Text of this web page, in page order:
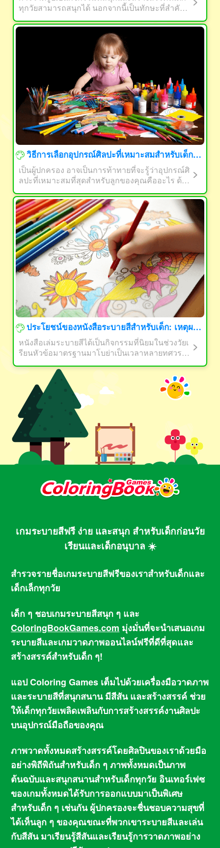
ทุกวัยสามารถสนุกได้ นอกจากนี้เป็นทักษะที่สำคัญ
ที่ช่วยให้พัฒนาการเคลื่อนไหวของมือและตาได้แล
ะความสร้างสรรค์ เป็นผู้ปกครองคุณสามารถเล่นบ
ทบาทสำคัญในการสอนลูกของคุณที่จะวาดรูป นี่คื
อเคล็ดลับง่ายๆและเทคนิคบางอย่างเพื่อช่วยให้คุณเ
วิธีการเลือกอุปกรณ์ศิลปะที่เหมาะสมสำหรับเด็กของคุณ: คำแนะนำสำหรับพ่อแม่ที่ไม่มีเวลาว่าง
เป็นผู้ปกครอง อาจเป็นการท้าทายที่จะรู้ว่าอุปกรณ์ศิ
ลปะที่เหมาะสมที่สุดสำหรับลูกของคุณคืออะไร ด้ว
ยตัวเลือกที่มีมากมายในตลาด อาจทำให้สับสนในก
ารเลือกอย่างที่ถูกต้อง อย่างไรก็ตาม การให้ลูกของ
คุณได้รับอุปกรณ์ศิลปะที่เหมาะสมจะช่วยให้เขาสา
มารถแสดงความคิดสร้างสรรค์และพัฒนาทักษะศิล
ปะของเขาได้ เราจะแนะนำวิธีการเลือกอุปกรณ์ศิล
ปะที่เหมาะสมสำหรับลูกของคุณในบทความนี้
ประโยชน์ของหนังสือระบายสีสำหรับเด็ก: เหตุผลว่าไม่ใช่เพียงสำหรับเด็กก่อนโรงเรียน
หนังสือเล่มระบายสีได้เป็นกิจกรรมที่นิยมในช่วงวัยเ
รียนหัวข้อมาตรฐานมาโบย่าเป็นเวลาหลายทศวรร
ษ แต่คุณรู้หรือไม่ว่าหนังสือเล่มระบายสีสามารถเป็
นประโยชน์สำหรับเด็กทุกวัย รวมถึงนักเรียนระดับป
ระถมและมัธยมต้นเช่นกัน? ในบทความนี้เราจะสำ
รวจประโยชน์ของหนังสือเล่มระบายสีสำหรับเด็ก แ
ละเหตุผลที่ทำไมเหล่าเด็กกระว่างทารกไม่มีเท่านั้น
เกมระบายสีฟรี ง่าย และสนุก สำหรับเด็กก่อนวัย
เรียนและเด็กอนุบาล ☀️
สำรวจรายชื่อเกมระบายสีฟรีของเราสำหรับเด็กและ
เด็กเล็กทุกวัย
เด็ก ๆ ชอบเกมระบายสีสนุก ๆ และ
ColoringBookGames.com มุ่งมั่นที่จะนำเสนอเกม
ระบายสีและเกมวาดภาพออนไลน์ฟรีที่ดีที่สุดและ
สร้างสรรค์สำหรับเด็ก ๆ!
แอป Coloring Games เต็มไปด้วยเครื่องมือวาดภาพ
และระบายสีที่สนุกสนาน มีสีสัน และสร้างสรรค์ ช่วย
ให้เด็กทุกวัยเพลิดเพลินกับการสร้างสรรค์งานศิลปะ
บนอุปกรณ์มือถือของคุณ
ภาพวาดทั้งหมดสร้างสรรค์โดยศิลปินของเราด้วยมือ
อย่างพิถีพิถันสำหรับเด็ก ๆ ภาพทั้งหมดเป็นภาพ
ต้นฉบับและสนุกสนานสำหรับเด็กทุกวัย อินเทอร์เฟซ
ของเกมทั้งหมดได้รับการออกแบบมาเป็นพิเศษ
สำหรับเด็ก ๆ เช่นกัน ผู้ปกครองจะชื่นชอบความสุขที่
ได้เห็นลูก ๆ ของคุณขณะที่พวกเขาระบายสีและเล่น
กับสีสัน มาเรียนรู้สีสันและเรียนรู้การวาดภาพอย่าง